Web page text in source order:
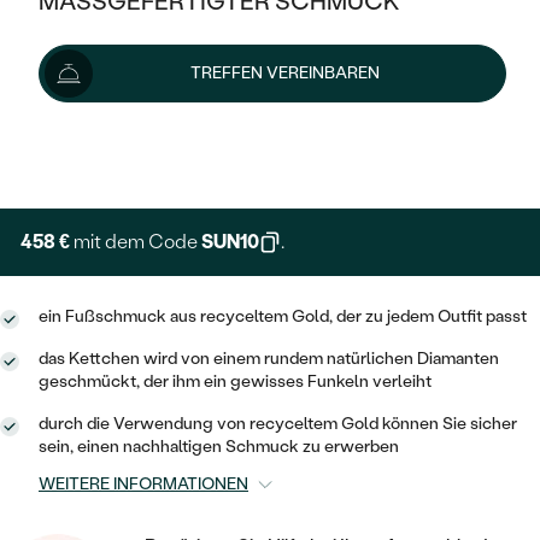
KLASSISCH
MEMOIRE
VINTAGE
AUSSERGEWÖHNLICHE
GEHÄMMERTE
VON HAND GRAVIERTE
MIT MEHREREN DIAMANTEN
HALO
VINTAGE
IM SET
AUSSERGEWÖHNLICH
WÄHLE EINEN RING
AUSVERKAUF
WENN SCHMUCK HILFT
OHRRINGE
ANHÄNGER / KETTEN
SCHMUCKSET
PLATIN
OHRSTECKER
MINIMALISTISCHE
OHRHÄNGER
SOLITÄR
HERZ
GOLD
SILBER
NACH STYL
ZUR GEBURT EINES KINDES
MIT STERNZEICHEN
AUSVERKAUF
SILBER
NACH STYL
MEMOIRE
MINIMALISTISCHE
TREFFEN VEREINBAREN
509 €
Wir liefern den Schmuck innerhalb von 3 - 4 Wochen.
Lieferoptionen
458 € mit dem CodeSUN10 .
ein Fußschmuck aus recyceltem Gold, der zu jedem Outfit passt
das Kettchen wird von einem rundem natürlichen Diamanten
geschmückt, der ihm ein gewisses Funkeln verleiht
durch die Verwendung von recyceltem Gold können Sie sicher
sein, einen nachhaltigen Schmuck zu erwerben
WEITERE INFORMATIONEN